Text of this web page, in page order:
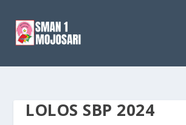
LOLOS SBP 2024